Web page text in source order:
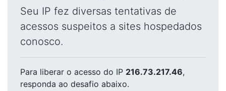
Seu IP fez diversas tentativas de
acessos suspeitos a sites hospedados
conosco.
Para liberar o acesso do IP 216.73.217.46,
responda ao desafio abaixo.